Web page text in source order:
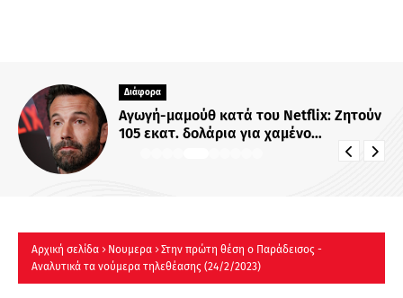
Διάφορα
Αγωγή-μαμούθ κατά του Netflix: Ζητούν
105 εκατ. δολάρια για χαμένο
αντίγραφο ακυκλοφόρητης ταινίας
Αρχική σελίδα Νουμερα
Στην πρώτη θέση ο Παράδεισος -
Αναλυτικά τα νούμερα τηλεθέασης (24/2/2023)